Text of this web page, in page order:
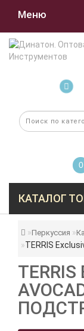
Меню
0
КАТАЛОГ
Перкуссия
TERRIS
TERRIS